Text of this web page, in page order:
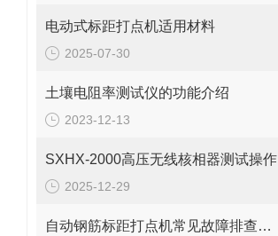
电动式标距打点机适用材料
2025-07-30
土壤电阻率测试仪的功能介绍
2023-12-13
SXHX-2000高压无线核相器测试操作
2025-12-29
自动钢筋标距打点机常见故障排查与维护